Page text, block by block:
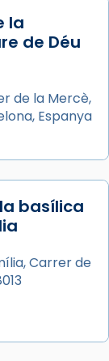
voltant
santes.
grup de
Festa
les
amb el
la
de Déu
de la Mercè,
Espanya
basílica
Carrer de